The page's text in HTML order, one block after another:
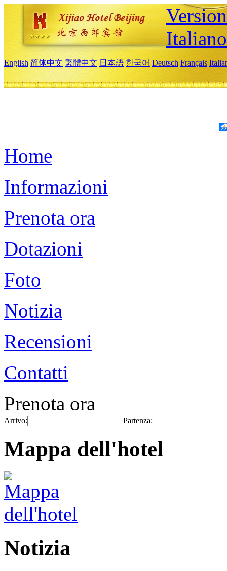
Italiano
English 简体中文 繁體中文 日本語 한국어 Deutsch Français
Home
Informazioni
Prenota ora
Dotazioni
Foto
Notizia
Recensioni
Contatti
Prenota ora
Arrivo: Partenza:
Mappa dell'hotel
Notizia